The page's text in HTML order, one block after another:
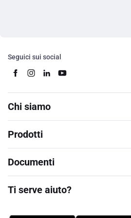
Seguici sui social
Chi siamo
Prodotti
Documenti
Ti serve aiuto?